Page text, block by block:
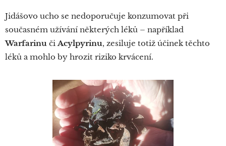
Jidášovo ucho se nedoporučuje konzumovat při
současném užívání některých léků – například
Warfarinu čiAcylpyrinu, zesiluje totiž účinek těchto
léků a mohlo by hrozit riziko krvácení.